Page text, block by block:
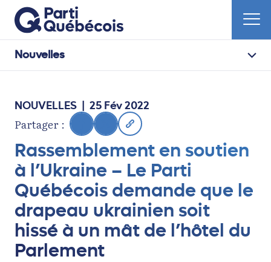
Nouvelles
NOUVELLES | 25 Fév 2022
Partager :
Rassemblement en soutien
à l’Ukraine – Le Parti
Québécois demande que le
drapeau ukrainien soit
hissé à un mât de l’hôtel du
Parlement